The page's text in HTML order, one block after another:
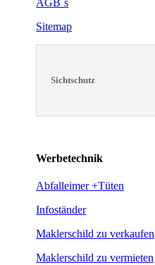
Sitemap
Sichtschutz
Werbetechnik
Abfalleimer +Tüten
Infoständer
Maklerschild zu verkaufen
Maklerschild zu vermieten